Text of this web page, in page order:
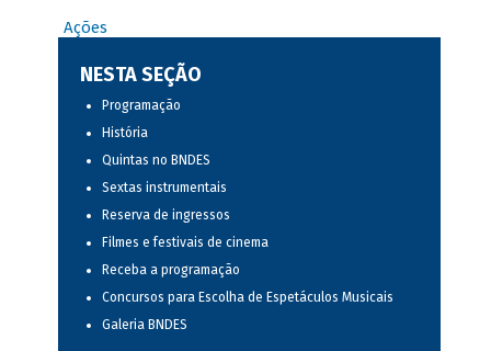
Ações
NESTA SEÇÃO
Programação
História
Quintas no BNDES
Sextas instrumentais
Reserva de ingressos
Filmes e festivais de cinema
Receba a programação
Concursos para Escolha de Espetáculos Musicais
Galeria BNDES